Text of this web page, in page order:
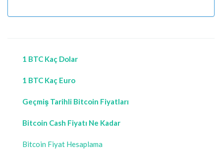
1 BTC Kaç Dolar
1 BTC Kaç Euro
Geçmiş Tarihli Bitcoin Fiyatları
Bitcoin Cash Fiyatı Ne Kadar
Bitcoin Fiyat Hesaplama